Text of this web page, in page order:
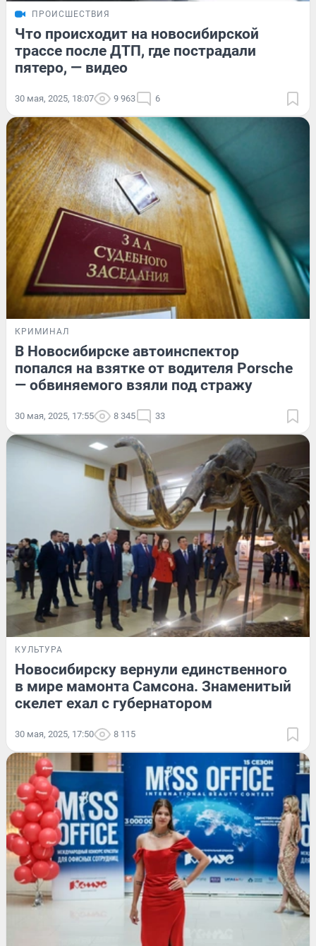
ПРОИСШЕСТВИЯ
Что происходит на новосибирской
трассе после ДТП, где пострадали
пятеро, — видео
30 мая, 2025, 18:07 9 963 6
КРИМИНАЛ
В Новосибирске автоинспектор
попался на взятке от водителя Porsche
— обвиняемого взяли под стражу
30 мая, 2025, 17:55 8 345 33
КУЛЬТУРА
Новосибирску вернули единственного
в мире мамонта Самсона. Знаменитый
скелет ехал с губернатором
30 мая, 2025, 17:50 8 115